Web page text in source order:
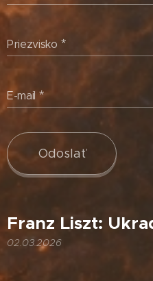
Priezvisko
E-mail
Odoslať
Franz Liszt:
02.03.2026